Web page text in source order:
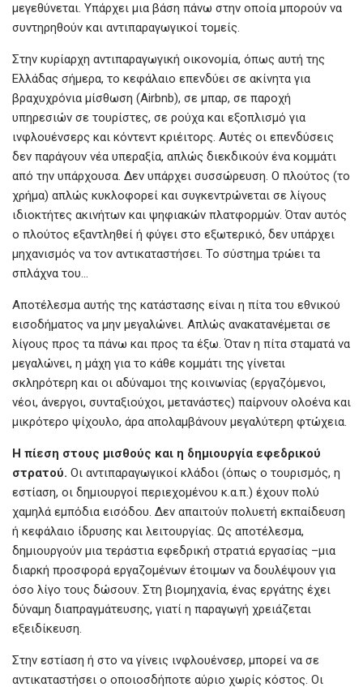
μεγεθύνεται. Υπάρχει μια βάση πάνω στην οποία μπορούν να
συντηρηθούν και αντιπαραγωγικοί τομείς.
Στην κυρίαρχη αντιπαραγωγική οικονομία, όπως αυτή της
Ελλάδας σήμερα, το κεφάλαιο επενδύει σε ακίνητα για
βραχυχρόνια μίσθωση (Airbnb), σε μπαρ, σε παροχή
υπηρεσιών σε τουρίστες, σε ρούχα και εξοπλισμό για
ινφλουένσερς και κόντεντ κριέιτορς. Αυτές οι επενδύσεις
δεν παράγουν νέα υπεραξία, απλώς διεκδικούν ένα κομμάτι
από την υπάρχουσα. Δεν υπάρχει συσσώρευση. Ο πλούτος (το
χρήμα) απλώς κυκλοφορεί και συγκεντρώνεται σε λίγους
ιδιοκτήτες ακινήτων και ψηφιακών πλατφορμών. Όταν αυτός
ο πλούτος εξαντληθεί ή φύγει στο εξωτερικό, δεν υπάρχει
μηχανισμός να τον αντικαταστήσει. Το σύστημα τρώει τα
σπλάχνα του…
Αποτέλεσμα αυτής της κατάστασης είναι η πίτα του εθνικού
εισοδήματος να μην μεγαλώνει. Απλώς ανακατανέμεται σε
λίγους προς τα πάνω και προς τα έξω. Όταν η πίτα σταματά να
μεγαλώνει, η μάχη για το κάθε κομμάτι της γίνεται
σκληρότερη και οι αδύναμοι της κοινωνίας (εργαζόμενοι,
νέοι, άνεργοι, συνταξιούχοι, μετανάστες) παίρνουν ολοένα και
μικρότερο ψίχουλο, άρα απολαμβάνουν μεγαλύτερη φτώχεια.
Η πίεση στους μισθούς και η δημιουργία εφεδρικού
στρατού. Οι αντιπαραγωγικοί κλάδοι (όπως ο τουρισμός, η
εστίαση, οι δημιουργοί περιεχομένου κ.α.π.) έχουν πολύ
χαμηλά εμπόδια εισόδου. Δεν απαιτούν πολυετή εκπαίδευση
ή κεφάλαιο ίδρυσης και λειτουργίας. Ως αποτέλεσμα,
δημιουργούν μια τεράστια εφεδρική στρατιά εργασίας –μια
διαρκή προσφορά εργαζομένων έτοιμων να δουλέψουν για
όσο λίγο τους δώσουν. Στη βιομηχανία, ένας εργάτης έχει
δύναμη διαπραγμάτευσης, γιατί η παραγωγή χρειάζεται
εξειδίκευση.
Στην εστίαση ή στο να γίνεις ινφλουένσερ, μπορεί να σε
αντικαταστήσει ο οποιοσδήποτε αύριο χωρίς κόστος. Οι